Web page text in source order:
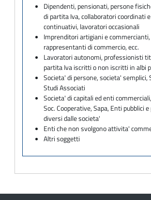
Dipendenti, pensionati, persone
di partita Iva, collaboratori coordinati e
continuativi, lavoratori occasionali
Imprenditori artigiani e
rappresentanti di commercio, ecc.
Lavoratori autonomi, professionisti
partita Iva iscritti o non iscritti in albi
Societa' di persone, societa' semplici,
Studi Associati
Societa' di capitali ed enti
Soc. Cooperative, Sapa, Enti pubblici
diversi dalle societa'
Enti che non svolgono attivita'
Altri soggetti